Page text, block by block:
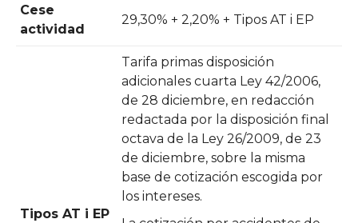
Cese
actividad
29,30% + 2,20% + Tipos AT i EP
Tipos AT i EP
Tarifa primas disposición
adicionales cuarta Ley 42/2006,
de 28 diciembre, en redacción
redactada por la disposición final
octava de la Ley 26/2009, de 23
de diciembre, sobre la misma
base de cotización escogida por
los intereses.